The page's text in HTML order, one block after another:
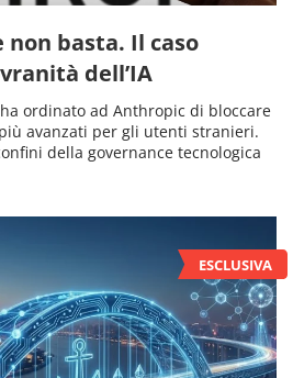
non basta. Il caso
dell’IA
ordinato ad Anthropic di bloccare
avanzati per gli utenti stranieri.
della governance tecnologica